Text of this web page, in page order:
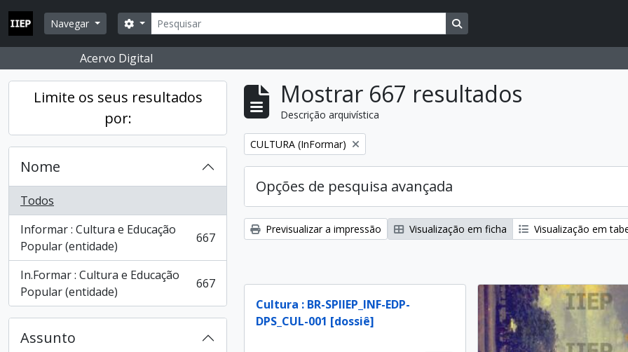
Skip to main content
Navegar
Pesquisar
Opções de busca Busque na página de navegação
Acervo Digital
Limite os seus resultados
por:
Nome
Todos
Informar : Cultura e Educação
Popular (entidade)
, 667 resultados 667
In.Formar : Cultura e Educação
Popular (entidade)
, 667 resultados 667
Assunto
Mostrar 667 resultados
Descrição arquivística
Remover filtro:
CULTURA (InFormar)
Opções de pesquisa avançada
Previsualizar a impressão Visualização em ficha Visualização em
Cultura : BR-SPIIEP_INF-EDP-
DPS_CUL-001 [dossiê]